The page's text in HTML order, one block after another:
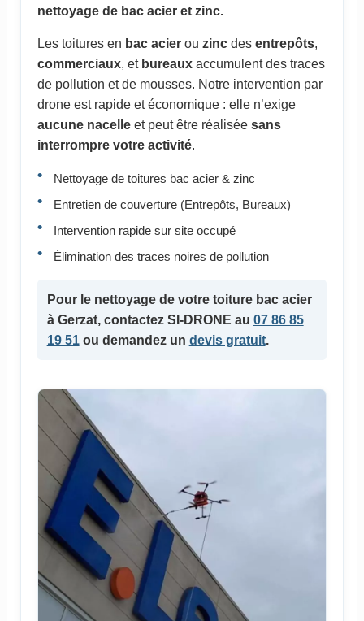
nettoyage de bac acier et zinc.
Les toitures en bac acierou zincdes entrepôts,
commerciaux, et bureauxaccumulent des traces
de pollution et de mousses. Notre intervention par
drone est rapide et économique : elle n’exige
aucune nacelleet peut être réalisée sans
interrompre votre activité.
Nettoyage de toitures bac acier & zinc
Entretien de couverture (Entrepôts, Bureaux)
Intervention rapide sur site occupé
Élimination des traces noires de pollution
Pour le nettoyage de votre toiture bac acier
à Gerzat, contactez SI-DRONE au 07 86 85
19 51ou demandez un devis gratuit.